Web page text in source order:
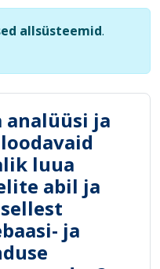
allsüsteemid.
ja
luua
abil ja
ja